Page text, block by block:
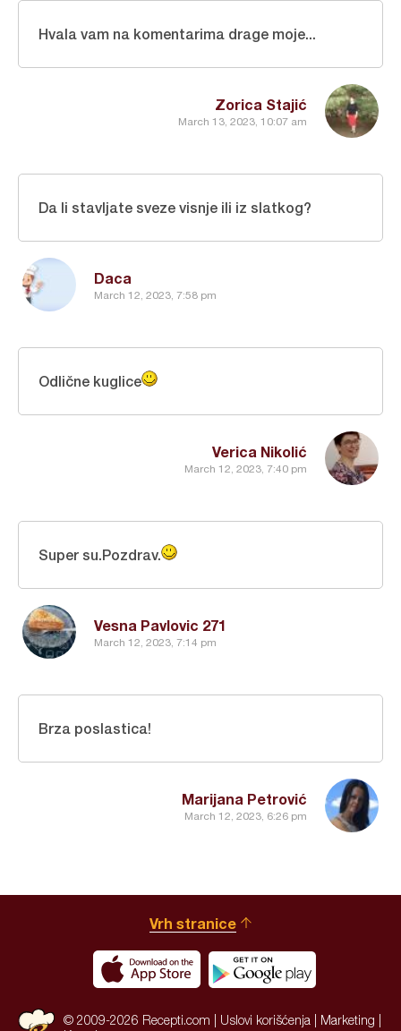
Zorica Stajić
March 13, 2023, 10:07 am
Hvala vam na komentarima drage moje...
Daca
March 12, 2023, 7:58 pm
Da li stavljate sveze visnje ili iz slatkog?
Verica Nikolić
March 12, 2023, 7:40 pm
Odlične kuglice
Vesna Pavlovic 271
March 12, 2023, 7:14 pm
Super su.Pozdrav.
Marijana Petrović
March 12, 2023, 6:26 pm
Brza poslastica!
Vrh stranice
© 2009-2026 Recepti.com | Uslovi korišćenja Marketing